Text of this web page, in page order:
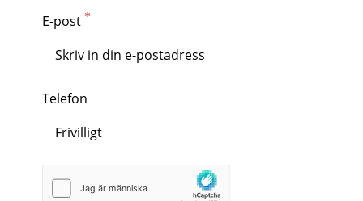
E-post
Telefon